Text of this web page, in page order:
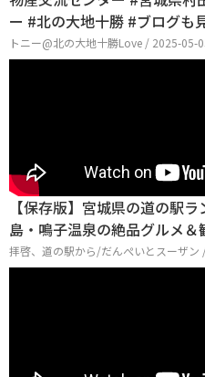
ー #北の大地十勝 #ブログも
トニー@北の大地十勝Love / 2025-05-
【保存版】宮城県の道の駅
島・鳴子温泉の絶品グルメ＆
拝啓、道の駅から/だんぺいとスーザン